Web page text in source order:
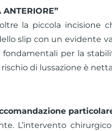
ANTERIORE”
la piccola incisione
slip con un evidente
per la
di lussazione è
L’intervento